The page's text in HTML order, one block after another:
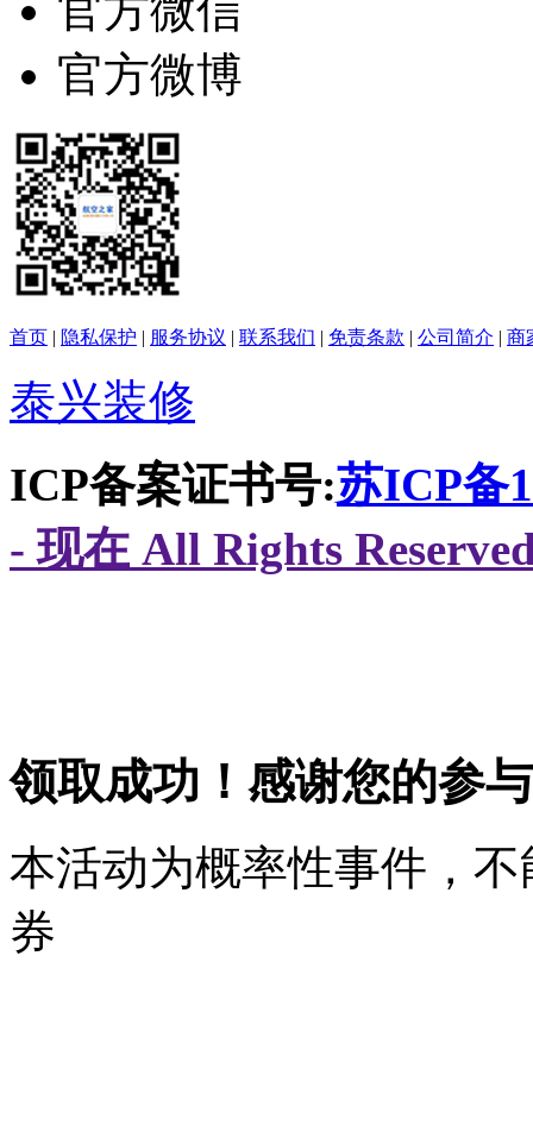
官方微博
首页 | 隐私保护 | 服务协议 | 联系我们 | 免责条款 | 公司简介 | 商
泰兴装修
ICP备案证书号:苏ICP备
- 现在 All Rights
领取成功！感谢您的参
本活动为概率性事件，
券